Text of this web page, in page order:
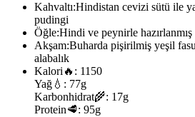
Kahvaltı:Hindistan cevizi sütü ile
pudingi
Öğle:Hindi ve peynirle hazırlanmış
Akşam:Buharda pişirilmiş yeşil
alabalık
Kalori 🔥: 1150
Yağ 💧: 77g
Karbonhidrat🌾: 17g
Protein🥩: 95g